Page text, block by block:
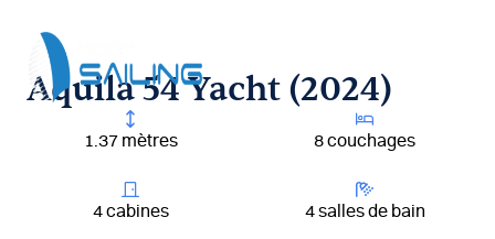
contenu
Aquila 54 Yacht (2024)
1.37 mètres 8 couchages
4 cabines 4 salles de bain